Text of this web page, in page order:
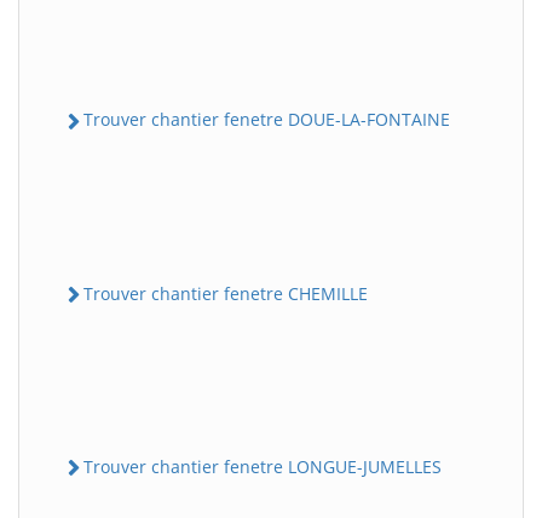
Trouver chantier fenetre DOUE-LA-FONTAINE
Trouver chantier fenetre CHEMILLE
Trouver chantier fenetre LONGUE-JUMELLES